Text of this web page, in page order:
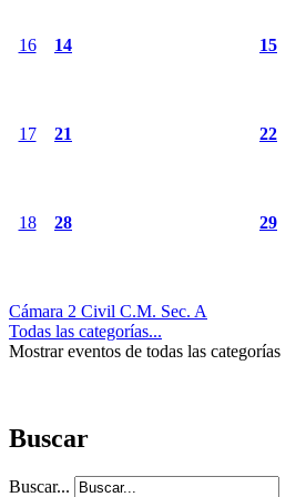
16 14 15
17 21 22
18 28 29
Cámara 2 Civil C.M. Sec. A
Todas las categorías...
Mostrar eventos de todas las categorías
Buscar
Buscar...